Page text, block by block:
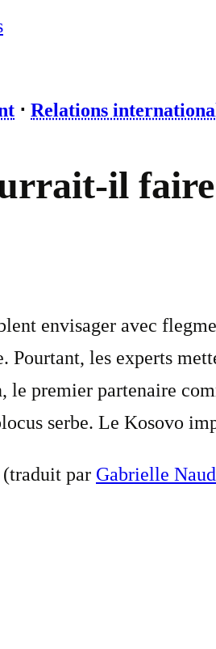
⋅ Relations
il
envisager avec
Pourtant, les experts
le premier partenaire
serbe. Le Kosovo
par Gabrielle